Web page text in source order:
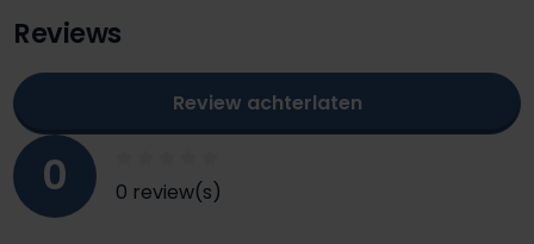
Reviews
0 0 review(s)
Review achterlaten